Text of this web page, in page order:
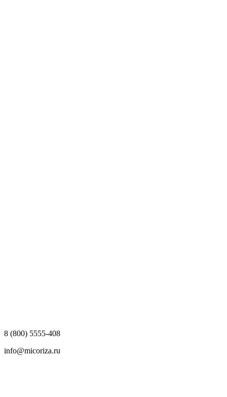
8 (800) 5555-408
info@micoriza.ru